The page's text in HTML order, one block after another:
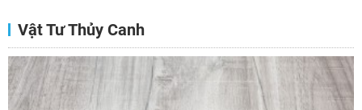
Vật Tư Thủy Canh